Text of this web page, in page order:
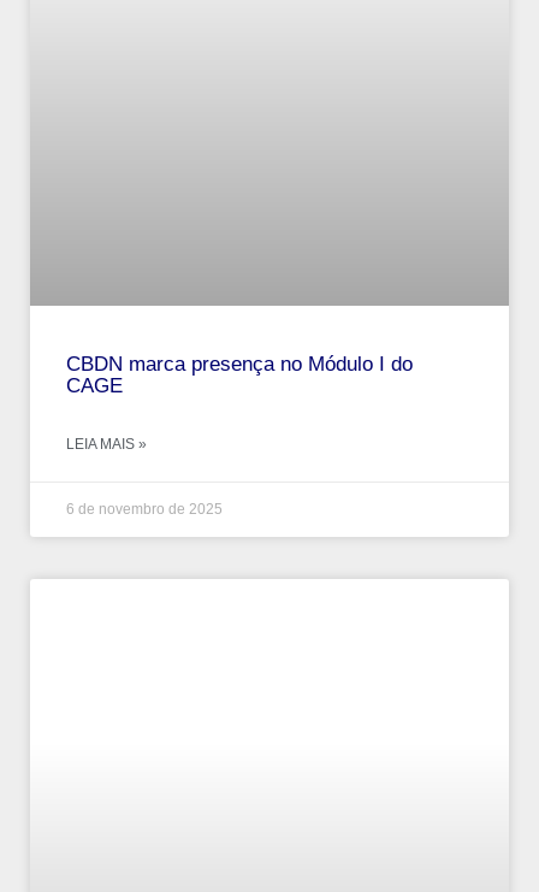
CBDN marca presença no Módulo I do
CAGE
LEIA MAIS »
6 de novembro de 2025